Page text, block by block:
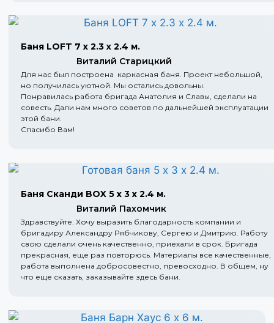
Баня LOFT 7 х 2.3 х 2.4 м.
Виталий Старицкий
Для нас был построена каркасная баня. Проект небольшой,
но получилась уютной. Мы остались довольны.
Понравилась работа бригада Анатолия и Славы, сделали на
совесть. Дали нам много советов по дальнейшей эксплуатации
этой бани.
Спасибо Вам!
Баня Сканди BOX 5 х 3 х 2.4 м.
Виталий Пахомчик
Здравствуйте. Хочу выразить благодарность компании и
бригадиру Александру Рябчикову, Сергею и Дмитрию. Работу
свою сделали очень качественно, приехали в срок. Бригада
прекрасная, еще раз повторюсь. Материалы все качественные,
работа выполнена добросовестно, превосходно. В общем, ну
что еще сказать, заказывайте здесь бани.